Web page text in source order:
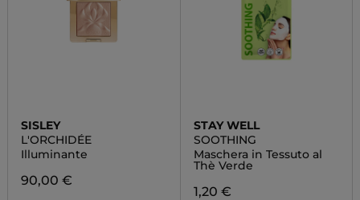
SISLEY
L'ORCHIDÉE
Illuminante
90,00 €
STAY WELL
SOOTHING
Maschera in Tessuto al
Thè Verde
1,20 €